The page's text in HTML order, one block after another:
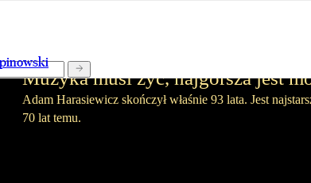
Muzyka musi żyć, najgorsza jest
Adam Harasiewicz skończył właśnie 93 lata. Jest
70 lat temu.